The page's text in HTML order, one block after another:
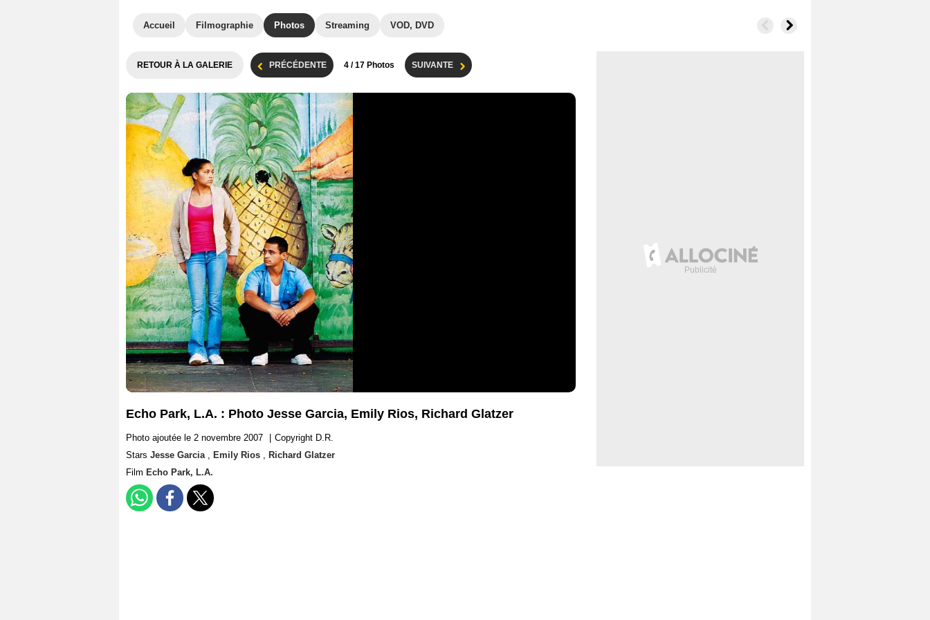
Accueil Filmographie Photos Streaming VOD, DVD
RETOUR À LA GALERIE PRÉCÉDENTE 4 / 17 Photos SUIVANTE
Echo Park, L.A. : Photo Jesse Garcia, Emily Rios, Richard Glatzer
Photo ajoutée le 2 novembre 2007
Copyright D.R.
Stars Jesse Garcia , Emily Rios , Richard Glatzer
Film Echo Park, L.A.